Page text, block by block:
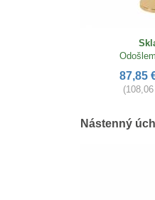
87,85
Nástenný